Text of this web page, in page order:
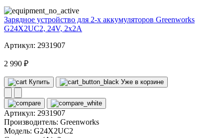
Зарядное устройство для 2-х аккумуляторов Greenworks
G24X2UC2, 24V, 2x2А
Артикул: 2931907
2 990 ₽
Купить Уже в корзине
Артикул: 2931907
Производитель: Greenworks
Модель: G24X2UC2